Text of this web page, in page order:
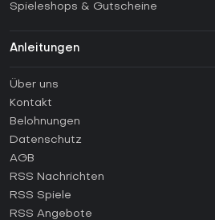
Spieleshops & Gutscheine
Anleitungen
Anleitungen
Wie aktiviert man einen Steam CD
Wie aktiviert man einen Epic Games
Wie aktiviert man einen GOG CD
Wie aktiviert man einen Ubisoft
Wie aktiviert man einen EA App CD
Über uns
Kontakt
Belohnungen
Datenschutz
AGB
RSS Nachrichten
RSS Spiele
RSS Angebote